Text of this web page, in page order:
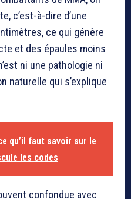
c’est-à-dire d’une
ce qui génère
et des épaules moins
ni une pathologie ni
naturelle qui s’explique
qu’il faut savoir sur le
les codes
confondue avec